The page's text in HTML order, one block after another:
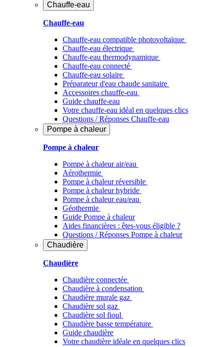
Chauffe-eau
Chauffe-eau
Chauffe-eau compatible photovoltaïque
Chauffe-eau électrique
Chauffe-eau thermodynamique
Chauffe-eau connecté
Chauffe-eau solaire
Préparateur d'eau chaude sanitaire
Accessoires chauffe-eau
Guide chauffe-eau
Votre chauffe-eau idéal en quelques clics
Questions / Réponses Chauffe-eau
Pompe à chaleur
Pompe à chaleur
Pompe à chaleur air/eau
Aérothermie
Pompe à chaleur réversible
Pompe à chaleur hybride
Pompe à chaleur​ eau/eau
Géothermie
Guide Pompe à chaleur
Aides financières : êtes-vous éligible ?
Questions / Réponses Pompe à chaleur
Chaudière
Chaudière
Chaudière connectée
Chaudière à condensation
Chaudière murale gaz
Chaudière sol gaz
Chaudière sol fioul
Chaudière basse température
Guide chaudière
Votre chaudière idéale en quelques clics